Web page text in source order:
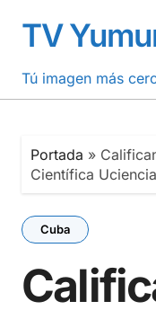
contenido
TV
Tú imagen más
Portada »
Científica
Cuba